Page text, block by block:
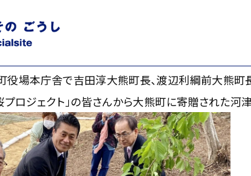
のは妄想だ」渡辺利綱前大熊町長に聞く
役場本庁舎で吉田淳大熊町長、渡辺利綱前大熊町
ロジェクト」の皆さんから大熊町に寄贈された河